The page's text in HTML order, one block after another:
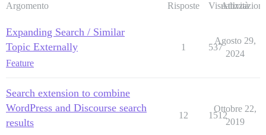
Argomento Risposte Visualizzazioni
Attività
Expanding Search / Similar
Topic Externally
Feature
1 537
Agosto 29,
2024
Search extension to combine
WordPress and Discourse search
results
12 1512
Ottobre 22,
2019